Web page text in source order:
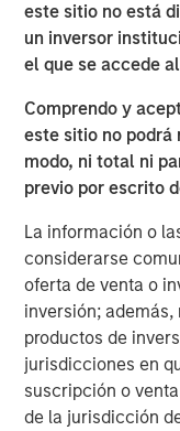
este sitio no está
un inversor
el que se accede
Comprendo y
este sitio no
modo, ni total ni
previo por escrito
La información o
considerarse
oferta de venta o
inversión;
productos de
jurisdicciones en
suscripción o
de la jurisdicción
George Bossom,
delighted to
investment further
PRS sector, where
continued shortage
attractive long-term
Fiona Fletcher-
said, “The sale of
delivering our long-
pleased to have
We’re proud to
since 2015, but we
business and focus
housing provider.
financial